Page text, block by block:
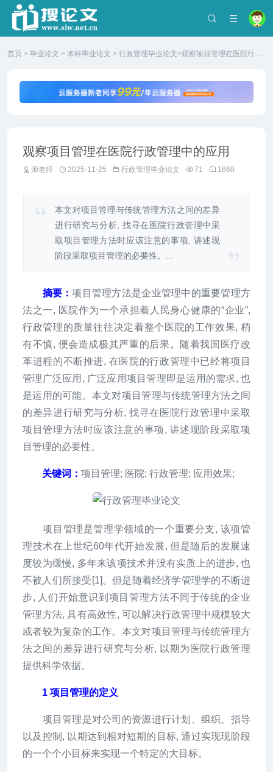
首页 > 毕业论文 > 本科毕业论文 > 行政管理毕业论文>观察项目管理在医院行政
观察项目管理在医院行政管理中的应用
师老师 2025-11-25 行政管理毕业论文 71 1868
本文对项目管理与传统管理方法之间的差异
进行研究与分析, 找寻在医院行政管理中采
取项目管理方法时应该注意的事项, 讲述现
阶段采取项目管理的必要性。...
摘要：项目管理方法是企业管理中的重要管理方
法之一, 医院作为一个承担着人民身心健康的“企业”,
行政管理的质量往往决定着整个医院的工作效果, 稍
有不慎, 便会造成极其严重的后果。随着我国医疗改
革进程的不断推进, 在医院的行政管理中已经将项目
管理广泛应用, 广泛应用项目管理即是运用的需求, 也
是运用的可能。本文对项目管理与传统管理方法之间
的差异进行研究与分析, 找寻在医院行政管理中采取
项目管理方法时应该注意的事项, 讲述现阶段采取项
目管理的必要性。
关键词： 项目管理; 医院; 行政管理; 应用效果;
项目管理是管理学领域的一个重要分支, 该项管
理技术在上世纪60年代开始发展, 但是随后的发展速
度较为缓慢, 多年来该项技术并没有实质上的进步, 也
不被人们所接受[1]。但是随着经济学管理学的不断进
步, 人们开始意识到项目管理方法不同于传统的企业
管理方法, 具有高效性, 可以解决行政管理中规模较大
或者较为复杂的工作。本文对项目管理与传统管理方
法之间的差异进行研究与分析, 以期为医院行政管理
提供科学依据。
1 项目管理的定义
项目管理是对公司的资源进行计划、组织、指导
以及控制, 以期达到相对短期的目标, 通过实现现阶段
的一个个小目标来实现一个特定的大目标。